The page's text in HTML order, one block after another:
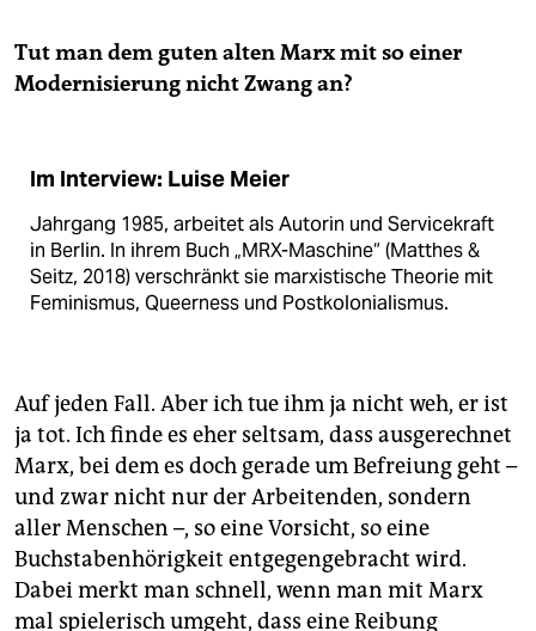
Tut man dem guten alten Marx mit so einer
Modernisierung nicht Zwang an?
Im Interview: Luise Meier
Jahrgang 1985, arbeitet als Autorin und Servicekraft
in Berlin. In ihrem Buch „MRX-Maschine“ (Matthes &
Seitz, 2018) verschränkt sie marxistische Theorie mit
Feminismus, Queerness und Postkolonialismus.
Auf jeden Fall. Aber ich tue ihm ja nicht weh, er ist
ja tot. Ich finde es eher seltsam, dass ausgerechnet
Marx, bei dem es doch gerade um Befreiung geht –
und zwar nicht nur der Arbeitenden, sondern
aller Menschen –, so eine Vorsicht, so eine
Buchstabenhörigkeit entgegengebracht wird.
Dabei merkt man schnell, wenn man mit Marx
mal spielerisch umgeht, dass eine Reibung